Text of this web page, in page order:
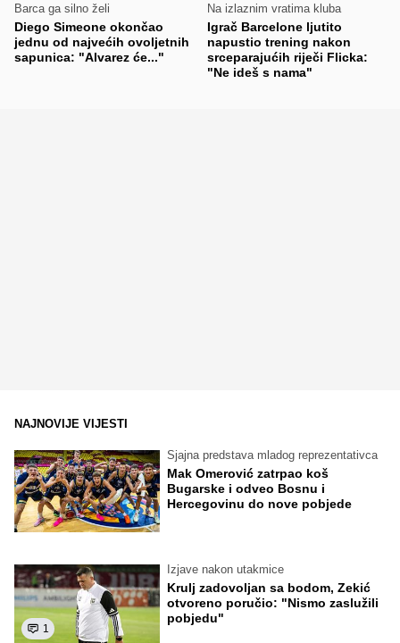
Barca ga silno želi
Diego Simeone okončao
jednu od najvećih ovoljetnih
sapunica: "Alvarez će..."
Na izlaznim vratima kluba
Igrač Barcelone ljutito
napustio trening nakon
srceparajućih riječi Flicka:
"Ne ideš s nama"
NAJNOVIJE VIJESTI
Sjajna predstava mladog reprezentativca
Mak Omerović zatrpao koš
Bugarske i odveo Bosnu i
Hercegovinu do nove pobjede
1
Izjave nakon utakmice
Krulj zadovoljan sa bodom, Zekić
otvoreno poručio: "Nismo zaslužili
pobjedu"